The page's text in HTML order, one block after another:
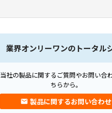
業界オンリーワンのトータル
当社の製品に関するご質問やお問い合
ちらから。
email 製品に関するお問い合わせ